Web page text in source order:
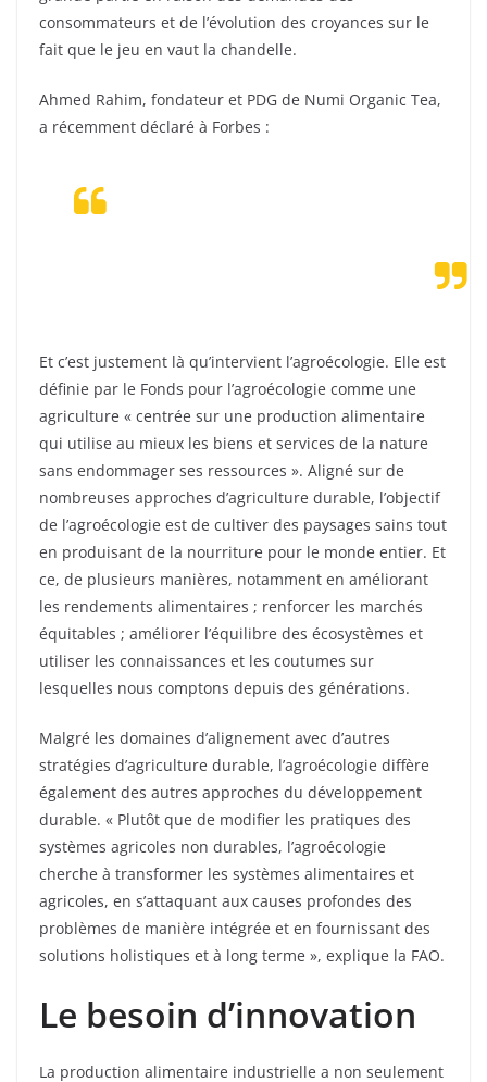
consommateurs et de l’évolution des croyances sur le
fait que le jeu en vaut la chandelle.
Ahmed Rahim, fondateur et PDG de Numi Organic Tea,
a récemment déclaré à Forbes :
Et c’est justement là qu’intervient l’agroécologie. Elle est
définie par le Fonds pour l’agroécologie comme une
agriculture « centrée sur une production alimentaire
qui utilise au mieux les biens et services de la nature
sans endommager ses ressources ». Aligné sur de
nombreuses approches d’agriculture durable, l’objectif
de l’agroécologie est de cultiver des paysages sains tout
en produisant de la nourriture pour le monde entier. Et
ce, de plusieurs manières, notamment en améliorant
les rendements alimentaires ; renforcer les marchés
équitables ; améliorer l’équilibre des écosystèmes et
utiliser les connaissances et les coutumes sur
lesquelles nous comptons depuis des générations.
Malgré les domaines d’alignement avec d’autres
stratégies d’agriculture durable, l’agroécologie diffère
également des autres approches du développement
durable. « Plutôt que de modifier les pratiques des
systèmes agricoles non durables, l’agroécologie
cherche à transformer les systèmes alimentaires et
agricoles, en s’attaquant aux causes profondes des
problèmes de manière intégrée et en fournissant des
solutions holistiques et à long terme », explique la FAO.
Le besoin d’innovation
La production alimentaire industrielle a non seulement